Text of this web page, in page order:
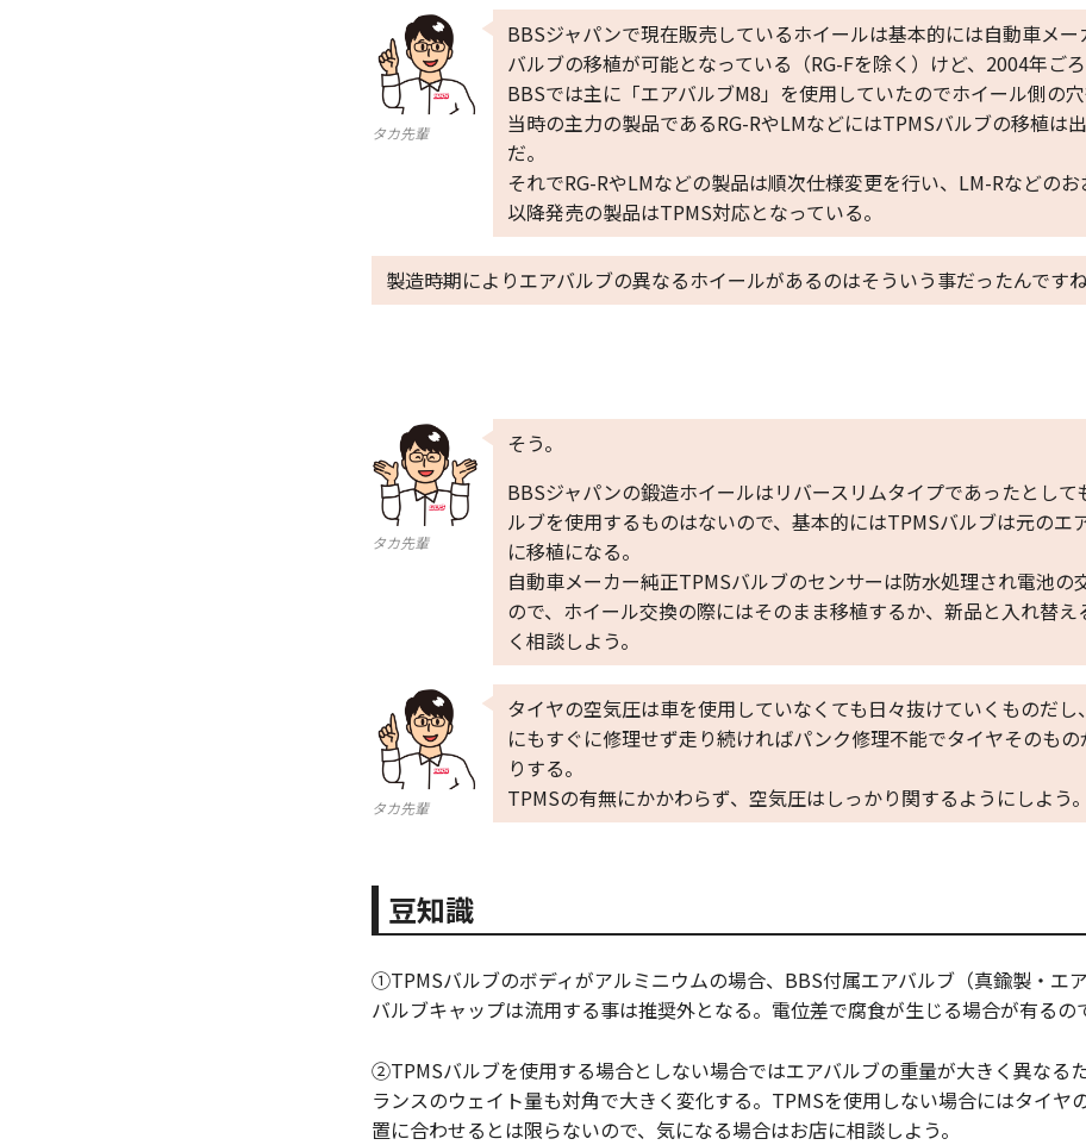
タカ先輩
BBSジャパンで現在販売しているホイールは基本的には自動車メ
バルブの移植が可能となっている（RG-Fを除く）けど、2004年ご
BBSでは主に「エアバルブM8」を使用していたのでホイール側の穴
当時の主力の製品であるRG-RやLMなどにはTPMSバルブの移植は
だ。
それでRG-RやLMなどの製品は順次仕様変更を行い、LM-Rなどの
以降発売の製品はTPMS対応となっている。
製造時期によりエアバルブの異なるホイールがあるのはそういう事だったんです
タカ先輩
そう。
BBSジャパンの鍛造ホイールはリバースリムタイプであったとして
ルブを使用するものはないので、基本的にはTPMSバルブは元のエ
に移植になる。
自動車メーカー純正TPMSバルブのセンサーは防水処理され電池の
ので、ホイール交換の際にはそのまま移植するか、新品と入れ替え
く相談しよう。
タカ先輩
タイヤの空気圧は車を使用していなくても日々抜けていくものだ
にもすぐに修理せず走り続ければパンク修理不能でタイヤそのも
りする。
TPMSの有無にかかわらず、空気圧はしっかり関するようにしよう。
豆知識
①TPMSバルブのボディがアルミニウムの場合、BBS付属エアバルブ（真鍮製・エ
バルブキャップは流用する事は推奨外となる。電位差で腐食が生じる場合が有るの
②TPMSバルブを使用する場合としない場合ではエアバルブの重量が大きく異なる
ランスのウェイト量も対角で大きく変化する。TPMSを使用しない場合にはタイヤ
置に合わせるとは限らないので、気になる場合はお店に相談しよう。